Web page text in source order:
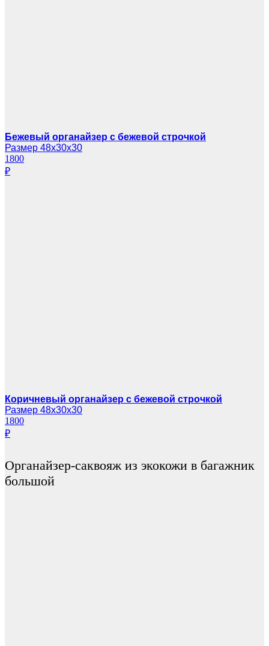
Бежевый органайзер с бежевой строчкой
Размер 48х30х30
1800
₽
Коричневый органайзер с бежевой строчкой
Размер 48х30х30
1800
₽
Органайзер-саквояж из экокожи в багажник
большой